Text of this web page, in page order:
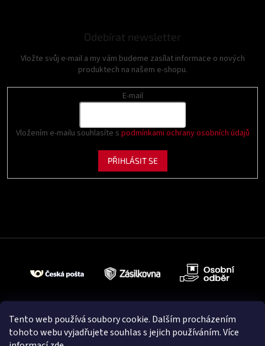
Tento web používá soubory cookie. Dalším procházením
tohoto webu vyjadřujete souhlas s jejich používáním. Více
Odebírat newsletter
Vložte svůj e-mail a my vám budeme zasílat informace o nových
produktech na našem e-shopu.
E-mail
Vložením e-mailu souhlasíte s podmínkami ochrany osobních údajů
PŘIHLÁSIT SE